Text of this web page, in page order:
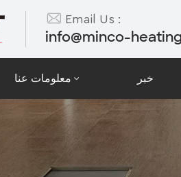
Email Us :
info@minco-
معلومات عنا خبر